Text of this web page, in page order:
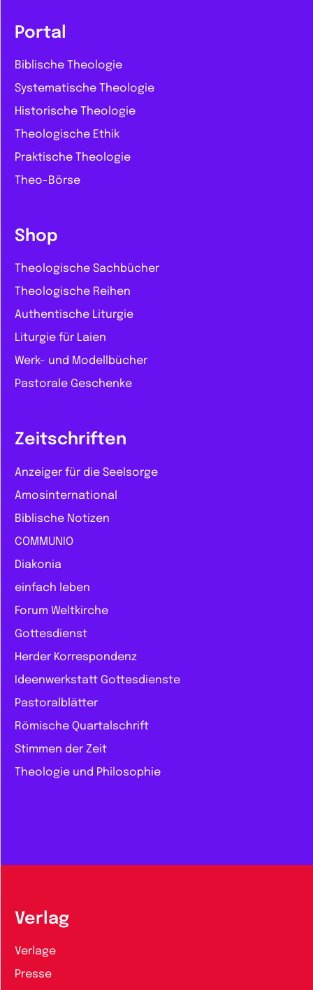
Portal
Biblische Theologie
Systematische Theologie
Historische Theologie
Theologische Ethik
Praktische Theologie
Theo-Börse
Shop
Theologische Sachbücher
Theologische Reihen
Authentische Liturgie
Liturgie für Laien
Werk- und Modellbücher
Pastorale Geschenke
Zeitschriften
Anzeiger für die Seelsorge
Amosinternational
Biblische Notizen
COMMUNIO
Diakonia
einfach leben
Forum Weltkirche
Gottesdienst
Herder Korrespondenz
Ideenwerkstatt Gottesdienste
Pastoralblätter
Römische Quartalschrift
Stimmen der Zeit
Theologie und Philosophie
Verlag
Verlage
Presse